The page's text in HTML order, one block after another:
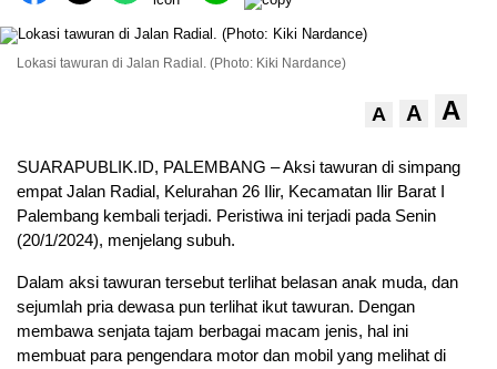
Lokasi tawuran di Jalan Radial. (Photo: Kiki Nardance)
A A A
SUARAPUBLIK.ID, PALEMBANG – Aksi tawuran di simpang
empat Jalan Radial, Kelurahan 26 Ilir, Kecamatan Ilir Barat I
Palembang kembali terjadi. Peristiwa ini terjadi pada Senin
(20/1/2024), menjelang subuh.
Dalam aksi tawuran tersebut terlihat belasan anak muda, dan
sejumlah pria dewasa pun terlihat ikut tawuran. Dengan
membawa senjata tajam berbagai macam jenis, hal ini
membuat para pengendara motor dan mobil yang melihat di